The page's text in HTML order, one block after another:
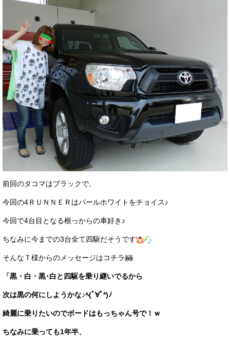
前回のタコマはブラックで、
今回の4ＲＵＮＮＥＲはパールホワイトをチョイス♪
今回で4台目となる根っからの車好き♪
ちなみに今までの3台全て四駆だそうです
そんなＴ様からのメッセージはコチラ
「黒・白・黒･白と四駆を乗り継いでるから
次は黒の何にしようかな♪ﾍ(ﾟ∀ﾟ*)ﾉ
綺麗に乗りたいのでボードはもっちゃん号で！ｗ
ちなみに乗っても1年半、